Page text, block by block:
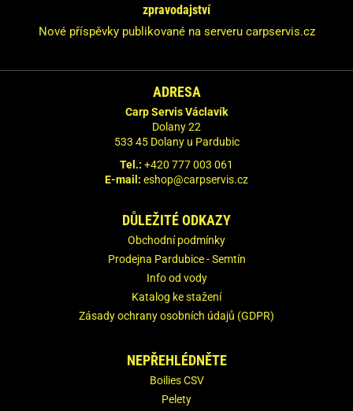
Vaše údaje nebudeme nikde zveřejňovat.
zpravodajství
Nové příspěvky publikované na serveru carpservis.cz
ADRESA
Carp Servis Václavík
Dolany 22
533 45 Dolany u Pardubic
Tel.: +420 777 003 061
E-mail: eshop@carpservis.cz
DŮLEŽITÉ ODKAZY
Obchodní podmínky
Prodejna Pardubice - Semtín
Info od vody
Katalog ke stažení
Zásady ochrany osobních údajů (GDPR)
NEPŘEHLÉDNĚTE
Boilies CSV
Pelety